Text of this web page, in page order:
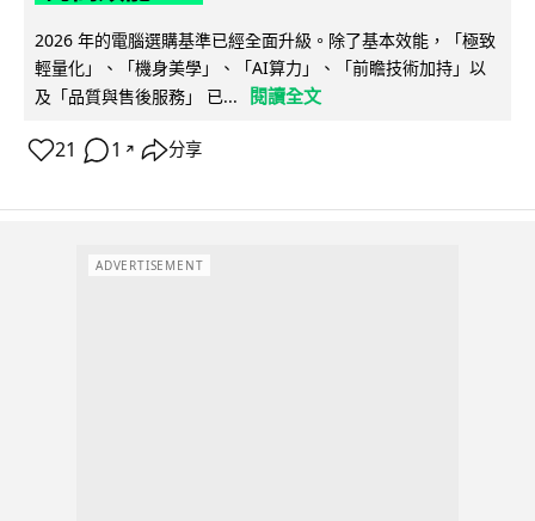
2026 年的電腦選購基準已經全面升級。除了基本效能，「極致
輕量化」、「機身美學」、「AI算力」、「前瞻技術加持」以
及「品質與售後服務」 已...
閱讀全文
21 1 ↗ 分享
ADVERTISEMENT